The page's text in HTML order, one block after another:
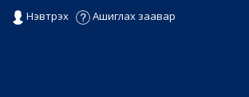
Нэвтрэх Ашиглах заавар